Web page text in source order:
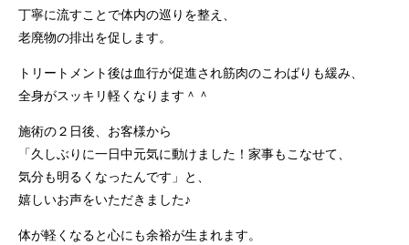
丁寧に流すことで体内の巡りを整え、
老廃物の排出を促します。
トリートメント後は血行が促進され筋肉のこわばりも緩み、
全身がスッキリ軽くなります＾＾
施術の２日後、お客様から
「久しぶりに一日中元気に動けました！家事もこなせて、
気分も明るくなったんです」と、
嬉しいお声をいただきました♪
体が軽くなると心にも余裕が生まれます。